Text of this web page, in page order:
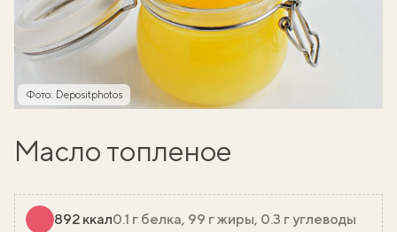
Фото: Depositphotos
Масло топленое
892 ккал0.1 г белка, 99 г жиры, 0.3 г углеводы